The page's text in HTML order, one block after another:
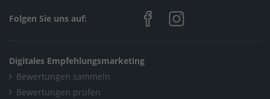
Home / Hoch- & Tiefbauarbeiten (Weitere) /
Home / Nordrhein-Westfalen
Folgen Sie uns auf:
Digitales Empfehlungsmarketing
Bewertungen sammeln
Bewertungen prüfen